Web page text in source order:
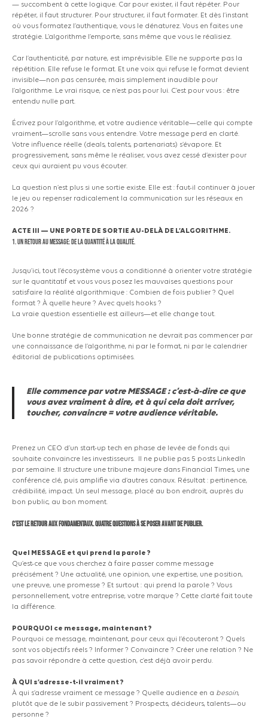
— succombent à cette logique. Car pour exister, il faut répéter. Pour
répéter, il faut structurer. Pour structurer, il faut formater. Et dès l’instant
où vous formatez l’authentique, vous le dénaturez. Vous en faites une
stratégie. L’algorithme l’emporte, sans même que vous le réalisiez.
Car l’authenticité, par nature, est imprévisible. Elle ne supporte pas la
répétition. Elle refuse le format. Et une voix qui refuse le format devient
invisible—non pas censurée, mais simplement inaudible pour
l’algorithme. Le vrai risque, ce n’est pas pour lui. C’est pour vous : être
entendu nulle part.
Écrivez pour l’algorithme, et votre audience véritable—celle qui compte
vraiment—scrolle sans vous entendre. Votre message perd en clarté.
Votre influence réelle (deals, talents, partenariats) s’évapore. Et
progressivement, sans même le réaliser, vous avez cessé d’exister pour
ceux qui auraient pu vous écouter.
La question n’est plus si une sortie existe. Elle est : faut-il continuer à jouer
le jeu ou repenser radicalement la communication sur les réseaux en
2026 ?
ACTE III — UNE PORTE DE SORTIE AU-DELÀ DE L’ALGORITHME.
1. Un retour au MESSAGE: de la quantité à la qualité.
Jusqu’ici, tout l’écosystème vous a conditionné à orienter votre stratégie
sur le quantitatif et vous vous posez les mauvaises questions pour
satisfaire la réalité algorithmique : Combien de fois publier ? Quel
format ? À quelle heure ? Avec quels hooks ?
La vraie question essentielle est ailleurs—et elle change tout.
Une bonne stratégie de communication ne devrait pas commencer par
une connaissance de l’algorithme, ni par le format, ni par le calendrier
éditorial de publications optimisées.
Elle commence par votre MESSAGE : c’est-à-dire ce que
vous avez vraiment à dire, et à qui cela doit arriver,
toucher, convaincre = votre audience véritable.
Prenez un CEO d’un start-up tech en phase de levée de fonds qui
souhaite convaincre les investisseurs. Il ne publie pas 5 posts LinkedIn
par semaine. Il structure une tribune majeure dans Financial Times, une
conférence clé, puis amplifie via d’autres canaux. Résultat : pertinence,
crédibilité, impact. Un seul message, placé au bon endroit, auprès du
bon public, au bon moment.
C’est le retour aux fondamentaux. Quatre questions à se poser avant de publier.
Quel MESSAGE et qui prend la parole ?
Qu’est-ce que vous cherchez à faire passer comme message
précisément ? Une actualité, une opinion, une expertise, une position,
une preuve, une promesse ? Et surtout : qui prend la parole ? Vous
personnellement, votre entreprise, votre marque ? Cette clarté fait toute
la différence.
POURQUOI ce message, maintenant ?
Pourquoi ce message, maintenant, pour ceux qui l’écouteront ? Quels
sont vos objectifs réels ? Informer ? Convaincre ? Créer une relation ? Ne
pas savoir répondre à cette question, c’est déjà avoir perdu.
À QUI s’adresse-t-il vraiment ?
À qui s’adresse vraiment ce message ? Quelle audience en a besoin,
plutôt que de le subir passivement ? Prospects, décideurs, talents—ou
personne ?